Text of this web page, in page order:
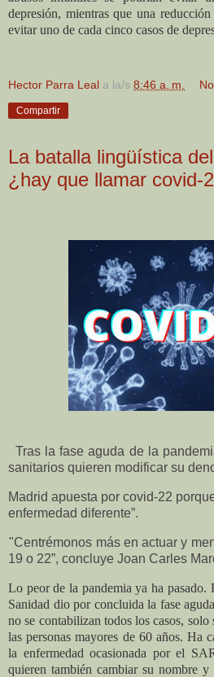
depresión, mientras que una
evitar uno de cada cinco casos de
Hector Parra Leal a la/s 8:46 a. m.
Compartir
La batalla lingüística
¿hay que llamar covid-
Tras la fase aguda de la
sanitarios quieren modificar su
Madrid apuesta por covid-22
enfermedad diferente”.
"Centrémonos más en actuar y
19 o 22”, concluye Joan Carles
Lo peor de la pandemia ya ha pasado.
Sanidad dio por concluida la fase
no se contabilizan todos los casos, solo
las personas mayores de 60 años. Ha
la enfermedad ocasionada por el
quieren también cambiar su nombre